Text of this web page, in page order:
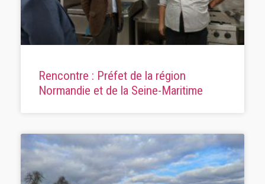
Rencontre : Préfet de la région
Normandie et de la Seine-Maritime